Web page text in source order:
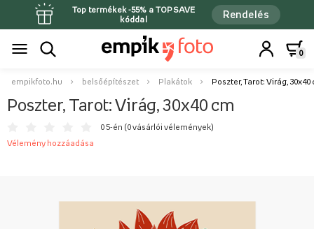
Top termékek -55% a TOPSAVE
kóddal
Rendelés
0
empikfoto.hu belsőépítészet Plakátok Poszter, Tarot: Virág, 30x40
Poszter, Tarot: Virág, 30x40 cm
0 5-én (0 vásárlói vélemények)
Vélemény hozzáadása